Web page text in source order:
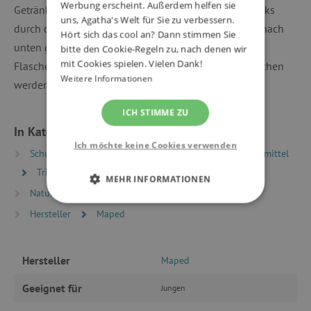
Getränks nach dem Trinken. Um den Fluss des Getränks
durch die Tränke freizugeben, muss der Hals wieder nach
unten gedrückt werden. Der Hals und der Boden der
Flasche können abgenommen und gründlich gewaschen
werden, die Flasche ist spülmaschinenfest.
In Kategorien eingeteilt
Schulrucksäcke und -ranzen
Schulbedarf und Hilfsmittel
Trinkflaschen und Zubehör
Natur und Sport
Hersteller
Maped
Hersteller Maped
Geeignet für Jungen
Werbung erscheint. Außerdem helfen sie
uns, Agatha's Welt für Sie zu verbessern.
Hört sich das cool an? Dann stimmen Sie
bitte den Cookie-Regeln zu, nach denen wir
mit Cookies spielen. Vielen Dank!
Weitere Informationen
ICH STIMME ZU
Ich möchte keine Cookies verwenden
MEHR INFORMATIONEN
UNBEDINGT ERFORDERLICH